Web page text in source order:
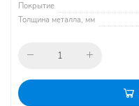
Покрытие
Толщина металла, мм